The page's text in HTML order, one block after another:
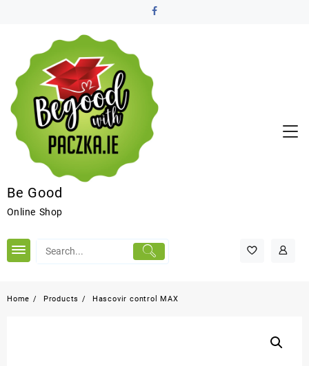
Be Good
Online Shop
Home Products Hascovir control MAX